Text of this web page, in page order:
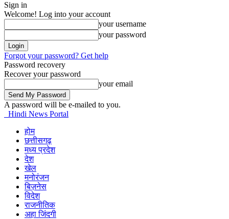
Sign in
Welcome! Log into your account
your username
your password
Forgot your password? Get help
Password recovery
Recover your password
your email
A password will be e-mailed to you.
Hindi News Portal
होम
छत्तीसगढ़
मध्य प्रदेश
देश
खेल
मनोरंजन
बिज़नेस
विदेश
राजनीतिक
अहा जिंदगी